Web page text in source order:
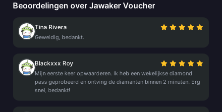
Beoordelingen over Jawaker Voucher
Tina Rivera
Geweldig, bedankt.
Blackxxx Roy
Mijn eerste keer opwaarderen. Ik heb een wekelijkse diamond
pass geprobeerd en ontving de diamanten binnen 2 minuten. Erg
snel, bedankt!